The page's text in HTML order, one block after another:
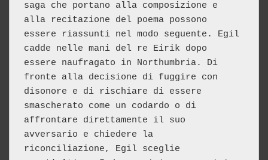
saga che portano alla composizione e
alla recitazione del poema possono
essere riassunti nel modo seguente. Egil
cadde nelle mani del re Eirik dopo
essere naufragato in Northumbria. Di
fronte alla decisione di fuggire con
disonore e di rischiare di essere
smascherato come un codardo o di
affrontare direttamente il suo
avversario e chiedere la
riconciliazione, Egil sceglie